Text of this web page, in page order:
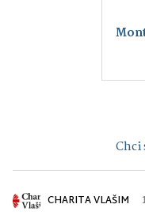
Chci
CHARITA VLAŠIM